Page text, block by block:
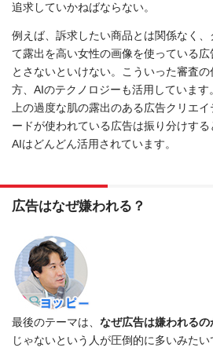
追求していかねばならない。
例えば、訴求したい商品とは関係なく
て露出を高い女性の画像を使っている
とさないといけない。こういった審査
方、AIのテクノロジーも活用していま
上の過度な肌の露出のある広告クリエ
ードが使われている広告は振り分けする
AIはどんどん活用されています。
広告はなぜ嫌われる？
最後のテーマは、 なぜ広告は嫌われるの
じゃないという人が圧倒的に多いみたい